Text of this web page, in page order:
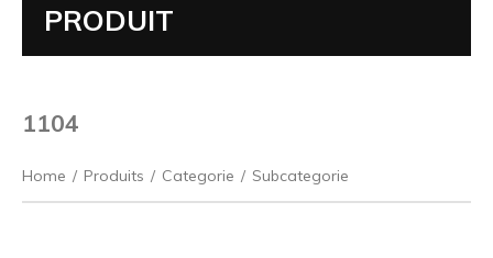
PRODUIT
1104
Home / Produits / Categorie / Subcategorie